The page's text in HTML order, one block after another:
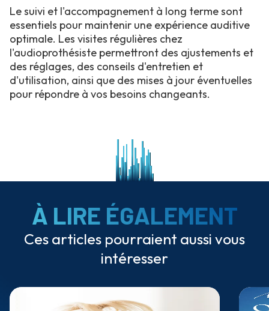
Le suivi et l'accompagnement à long terme sont
essentiels pour maintenir une expérience auditive
optimale. Les visites régulières chez
l'audioprothésiste permettront des ajustements et
des réglages, des conseils d'entretien et
d'utilisation, ainsi que des mises à jour éventuelles
pour répondre à vos besoins changeants.
À LIRE ÉGALEMENT
Ces articles pourraient aussi vous
intéresser